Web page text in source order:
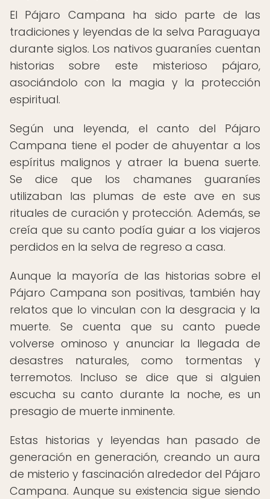
El Pájaro Campana ha sido parte de las
tradiciones y leyendas de la selva Paraguaya
durante siglos. Los nativos guaraníes cuentan
historias sobre este misterioso pájaro,
asociándolo con la magia y la protección
espiritual.
Según una leyenda, el canto del Pájaro
Campana tiene el poder de ahuyentar a los
espíritus malignos y atraer la buena suerte.
Se dice que los chamanes guaraníes
utilizaban las plumas de este ave en sus
rituales de curación y protección. Además, se
creía que su canto podía guiar a los viajeros
perdidos en la selva de regreso a casa.
Aunque la mayoría de las historias sobre el
Pájaro Campana son positivas, también hay
relatos que lo vinculan con la desgracia y la
muerte. Se cuenta que su canto puede
volverse ominoso y anunciar la llegada de
desastres naturales, como tormentas y
terremotos. Incluso se dice que si alguien
escucha su canto durante la noche, es un
presagio de muerte inminente.
Estas historias y leyendas han pasado de
generación en generación, creando un aura
de misterio y fascinación alrededor del Pájaro
Campana. Aunque su existencia sigue siendo